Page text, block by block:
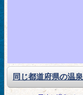
同じ都道府県の温泉